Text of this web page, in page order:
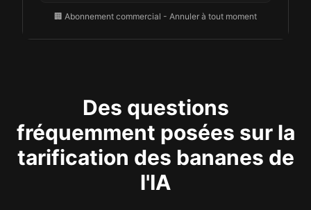
🏢 Abonnement commercial - Annuler à tout moment
Des questions
fréquemment posées sur la
tarification des bananes de
l'IA